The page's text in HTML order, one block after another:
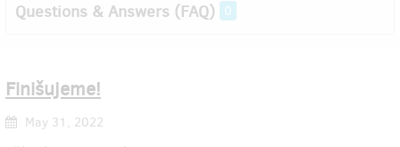
Questions & Answers (FAQ) 0
Finišujeme!
May 31, 2022